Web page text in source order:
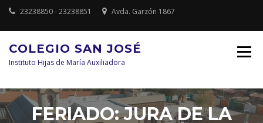
Saltar
contenido
23238850 - 23238851 Avda. Garzón 1867
COLEGIO SAN JOSÉ
Instituto Hijas de María Auxiliadora
FERIADO: JURA DE LA